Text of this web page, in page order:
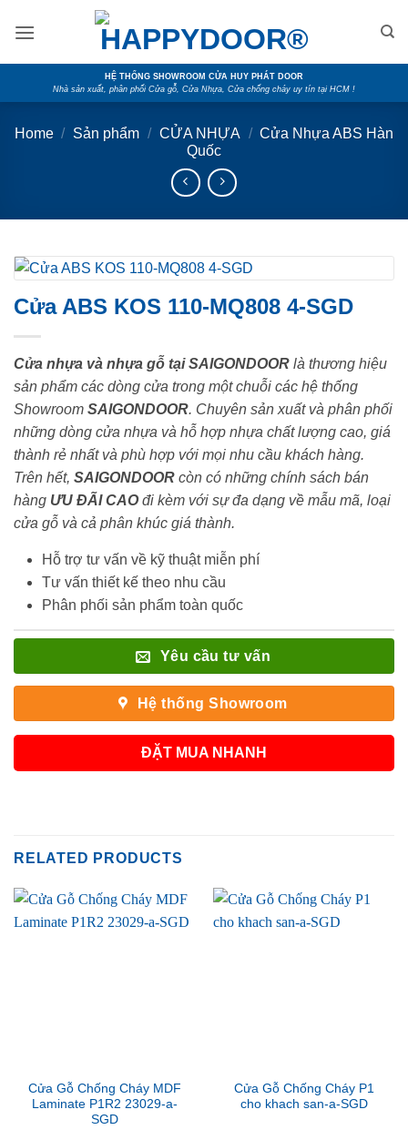
HỆ THỐNG SHOWROOM CỬA HUY PHÁT DOOR
Nhà sản xuất, phân phối Cửa gỗ, Cửa Nhựa, Cửa chống cháy uy tín tại HCM !
Home / Sản phẩm / CỬA NHỰA / Cửa Nhựa ABS Hàn
Quốc
Cửa ABS KOS 110-MQ808 4-SGD
Cửa nhựa và nhựa gỗ tại SAIGONDOOR là thương hiệu
sản phẩm các dòng cửa trong một chuỗi các hệ thống
Showroom SAIGONDOOR. Chuyên sản xuất và phân phối
những dòng cửa nhựa và hỗ hợp nhựa chất lượng cao, giá
thành rẻ nhất và phù hợp với mọi nhu cầu khách hàng.
Trên hết, SAIGONDOOR còn có những chính sách bán
hàng ƯU ĐÃI CAOđi kèm với sự đa dạng về mẫu mã, loại
cửa gỗ và cả phân khúc giá thành.
Hỗ trợ tư vấn về kỹ thuật miễn phí
Tư vấn thiết kế theo nhu cầu
Phân phối sản phẩm toàn quốc
Yêu cầu tư vấn
Hệ thống Showroom
ĐẶT MUA NHANH
RELATED PRODUCTS
Cửa Gỗ Chống Cháy MDF
Laminate P1R2 23029-a-
SGD
Cửa Gỗ Chống Cháy P1
cho khach san-a-SGD